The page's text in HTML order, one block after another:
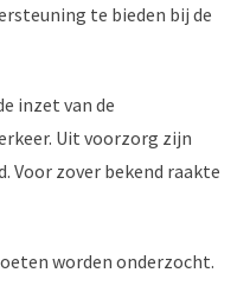
te bieden bij de
inzet van de
Uit voorzorg zijn
Voor zover bekend raakte
worden onderzocht.